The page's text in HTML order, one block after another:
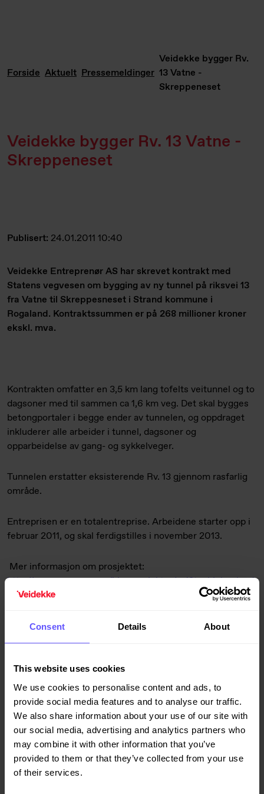
Consent Details About
This website uses cookies
We use cookies to personalise content and ads, to
provide social media features and to analyse our traffic.
We also share information about your use of our site with
our social media, advertising and analytics partners who
may combine it with other information that you’ve
provided to them or that they’ve collected from your use
of their services.
Forside Aktuelt Pressemeldinger
Veidekke bygger Rv.
13 Vatne -
Skreppeneset
Veidekke bygger Rv. 13 Vatne -
Skreppeneset
Publisert: 24.01.2011 10:40
Veidekke Entreprenør AS har skrevet kontrakt med
Statens vegvesen om bygging av ny tunnel på riksvei 13
fra Vatne til Skreppesneset i Strand kommune i
Rogaland. Kontraktssummen er på 268 millioner kroner
ekskl. mva.
Kontrakten omfatter en 3,5 km lang tofelts veitunnel og to
dagsoner med til sammen ca 1,6 km veg. Det skal bygges
betongportaler i begge ender av tunnelen, og oppdraget
inkluderer alle arbeider i tunnel, dagsoner og
opparbeidelse av gang- og sykkelveger.
Tunnelen erstatter eksisterende Rv. 13 gjennom rasfarlig
område.
Entreprisen er en totalentreprise. Arbeidene starter opp i
februar 2011, og skal ferdigstilles i november 2013.
Mer informasjon om prosjektet:
http://www.vegvesen.no/Vegprosjekter/rv13tauhjelmeland
For mer informasjon kontakt:
900 88 073,kare.strand@veidekke.no
Prosjektleder Nils Brødsjø, Veidekke Entreprenør AS, tlf
951 36 576,nils.brodsjo@veidekke.no
Prosjektleder Odd Magnar Nerland i Statens vegvesen, tlf
908 37 052,0dd.nerland@vegvesen.no
Kommunikasjonssjef Helge Dieset, Veidekke ASA, tlf 21
05 77 91/ 90 55 33 22,helge.dieset@veidekke.no